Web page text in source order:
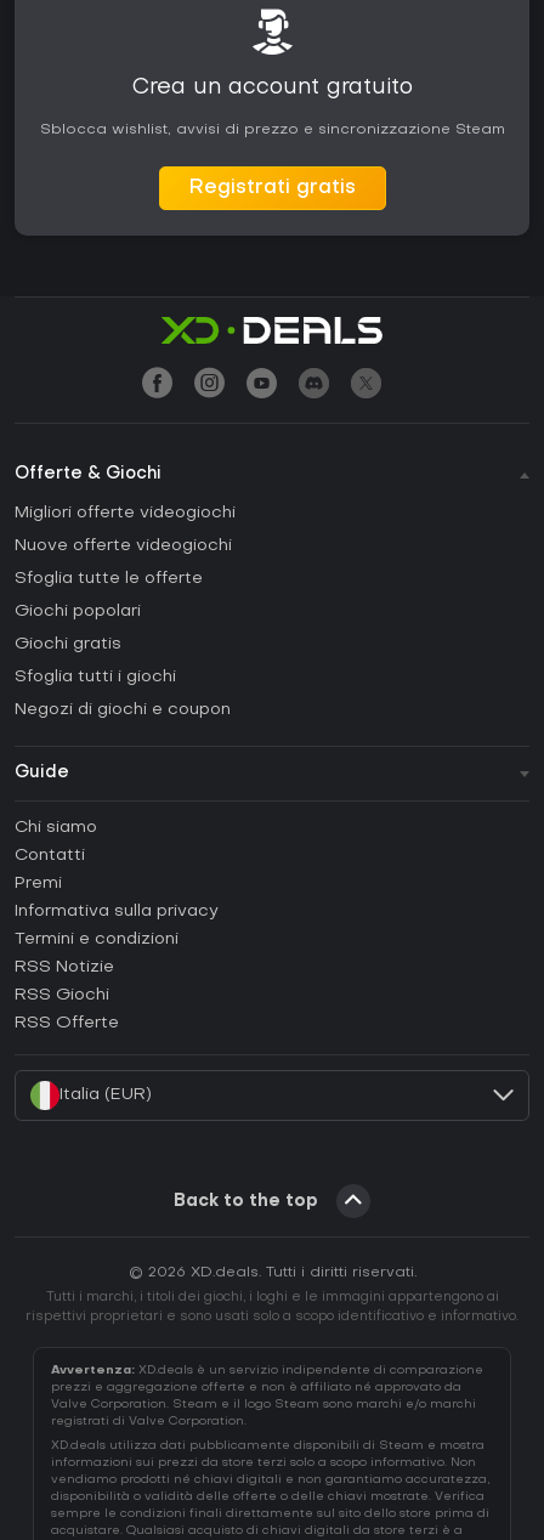
Crea un account gratuito
Sblocca wishlist, avvisi di prezzo e sincronizzazione Steam
Registrati gratis
Offerte & Giochi
Migliori offerte videogiochi
Nuove offerte videogiochi
Sfoglia tutte le offerte
Giochi popolari
Giochi gratis
Sfoglia tutti i giochi
Negozi di giochi e coupon
Guide
Come attivare una Steam CD Key?
Come attivare una Epic Games CD Key?
Come attivare una GOG CD Key?
Come attivare una Ubisoft Connect CD Key?
Chi siamo
Contatti
Premi
Informativa sulla privacy
Termini e condizioni
RSS Notizie
RSS Giochi
RSS Offerte
Italia (EUR)
Back to the top
© 2026 XD.deals. Tutti i diritti riservati.
Tutti i marchi, i titoli dei giochi, i loghi e le immagini appartengono ai
rispettivi proprietari e sono usati solo a scopo identificativo e informativo.
Avvertenza: XD.deals è un servizio indipendente di comparazione
prezzi e aggregazione offerte e non è affiliato né approvato da
Valve Corporation. Steam e il logo Steam sono marchi e/o marchi
registrati di Valve Corporation.
XD.deals utilizza dati pubblicamente disponibili di Steam e mostra
informazioni sui prezzi da store terzi solo a scopo informativo. Non
vendiamo prodotti né chiavi digitali e non garantiamo accuratezza,
disponibilità o validità delle offerte o delle chiavi mostrate. Verifica
sempre le condizioni finali direttamente sul sito dello store prima di
acquistare. Qualsiasi acquisto di chiavi digitali da store terzi è a